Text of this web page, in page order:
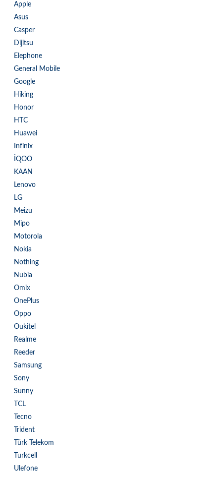
Apple
Asus
Casper
Dijitsu
Elephone
General Mobile
Google
Hiking
Honor
HTC
Huawei
Infinix
İQOO
KAAN
Lenovo
LG
Meizu
Mipo
Motorola
Nokia
Nothing
Nubia
Omix
OnePlus
Oppo
Oukitel
Realme
Reeder
Samsung
Sony
Sunny
TCL
Tecno
Trident
Türk Telekom
Turkcell
Ulefone